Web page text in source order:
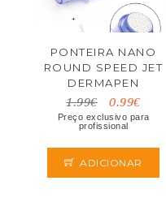
PONTEIRA NANO
ROUND SPEED JET
DERMAPEN
1.99€ 0.99€
Preço exclusivo para
profissional
ADICIONAR